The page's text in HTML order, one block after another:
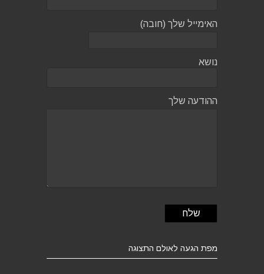
האימייל שלך (חובה)
נושא
ההודעה שלך
מפת הגעה לאולם התצוגה